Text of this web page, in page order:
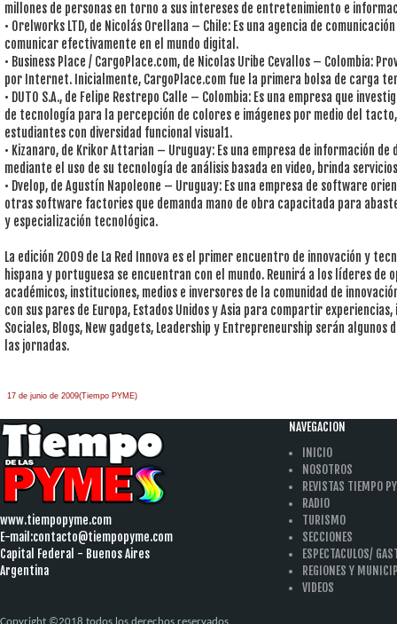
millones de personas en torno a sus intereses de entretenimiento e
• Orelworks LTD, de Nicolás Orellana – Chile: Es una agencia de
comunicar efectivamente en el mundo digital.
• Business Place / CargoPlace.com, de Nicolas Uribe Cevallos – Colombia:
por Internet. Inicialmente, CargoPlace.com fue la primera bolsa de carga
• DUTO S.A., de Felipe Restrepo Calle – Colombia: Es una empresa que
de tecnología para la percepción de colores e imágenes por medio del
estudiantes con diversidad funcional visual1.
• Kizanaro, de Krikor Attarian – Uruguay: Es una empresa de información
mediante el uso de su tecnología de análisis basada en video, brinda
• Dvelop, de Agustín Napoleone – Uruguay: Es una empresa de software
otras software factories que demanda mano de obra capacitada para
y especialización tecnológica.
La edición 2009 de La Red Innova es el primer encuentro de innovación y
hispana y portuguesa se encuentran con el mundo. Reunirá a los líderes de
académicos, instituciones, medios e inversores de la comunidad de
con sus pares de Europa, Estados Unidos y Asia para compartir
Sociales, Blogs, New gadgets, Leadership y Entrepreneurship serán
las jornadas.
17 de junio de 2009(Tiempo PYME)
www.tiempopyme.com
E-mail:contacto@tiempopyme.com
Capital Federal - Buenos Aires
Argentina
NAVEGACION
INICIO
NOSOTROS
REVISTAS TIEMPO
RADIO
TURISMO
SECCIONES
ESPECTACULOS/
REGIONES Y
VIDEOS